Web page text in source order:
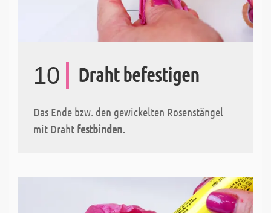
10 Draht befestigen
Das Ende bzw. den gewickelten Rosenstängel
mit Draht festbinden.